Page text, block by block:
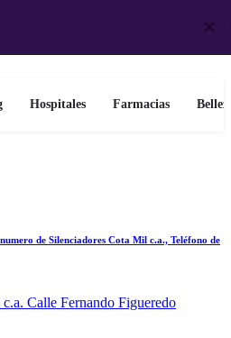
Hospitales Farmacias
de Silenciadores Cota Mil c.a., Teléfono de
Calle Fernando Figueredo